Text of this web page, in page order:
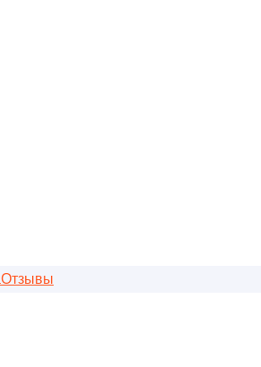
Отзывы